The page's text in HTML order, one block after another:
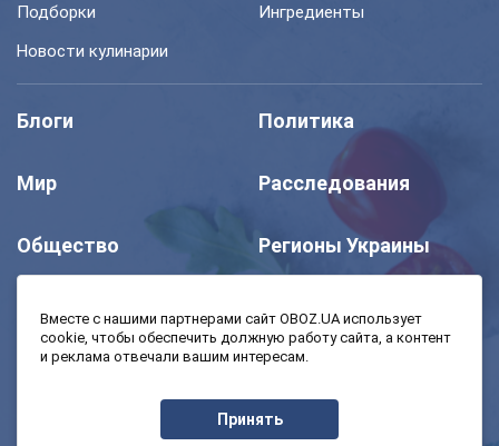
Подборки
Ингредиенты
Новости кулинарии
Блоги Политика
Мир Расследования
Общество Регионы Украины
Моя школа Авто
Экономика
Вместе с нашими партнерами сайт OBOZ.UA использует
cookie, чтобы обеспечить должную работу сайта, а контент
и реклама отвечали вашим интересам.
Принять